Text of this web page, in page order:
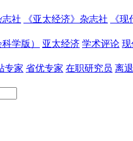
志社 《亚太经济》杂志社
《
学版） 亚太经济 学术评论 现
专家 省优专家 在职研究员 离